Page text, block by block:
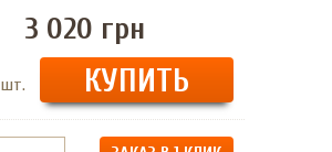
3 020 грн
шт.